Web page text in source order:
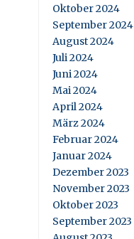
Oktober 2024
September 2024
August 2024
Juli 2024
Juni 2024
Mai 2024
April 2024
März 2024
Februar 2024
Januar 2024
Dezember 2023
November 2023
Oktober 2023
September 2023